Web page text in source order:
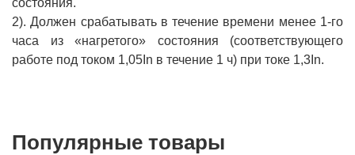
состояния.
2). Должен срабатывать в течение времени менее 1-го
часа из «нагретого» состояния (соответствующего
работе под током 1,05In в течение 1 ч) при токе 1,3In.
Популярные товары